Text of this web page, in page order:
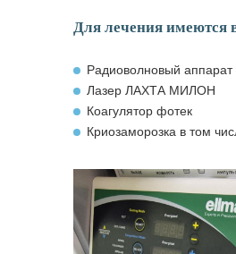
Для лечения имеются
Радиоволновый аппарат
Лазер ЛАХТА МИЛОН
Коагулятор фотек
Криозаморозка в том